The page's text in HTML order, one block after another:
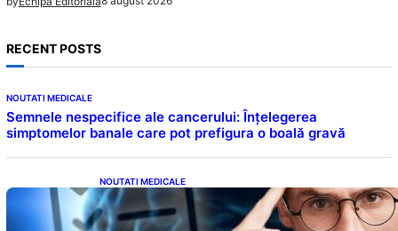
RECENT POSTS
NOUTATI MEDICALE
Semnele nespecifice ale cancerului: Înțelegerea
simptomelor banale care pot prefigura o boală gravă
NOUTATI MEDICALE
Inteligența dincolo de note: Semnele unui IQ
ridicat care nu țin de școală